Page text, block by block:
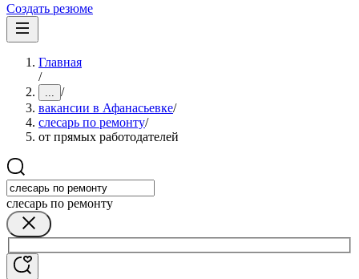
Создать резюме
Главная
/
... /
вакансии в Афанасьевке/
слесарь по ремонту/
от прямых работодателей
слесарь по ремонту